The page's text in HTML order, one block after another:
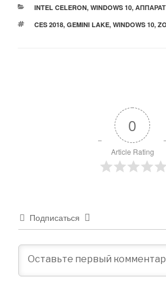
РУБРИКИ
INTEL CELERON, WINDOWS 10,
МЕТКИ
CES 2018, GEMINI LAKE, WINDOWS 10,
0
Article Rating
Подписаться